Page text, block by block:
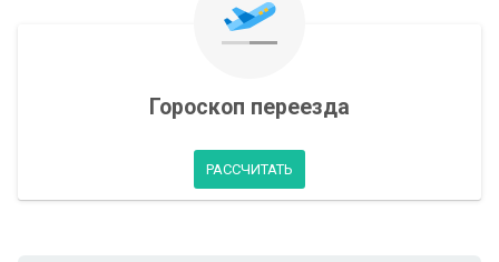
Гороскоп переезда
РАССЧИТАТЬ